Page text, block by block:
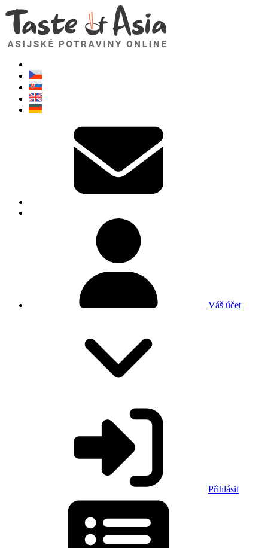
Váš účet
Přihlásit
TasteOfAsia.cz
Neváhejte se zeptat. Jsem tady pro vás!